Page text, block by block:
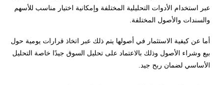
عبر استخدام الأدوات التحليلية المختلفة وإمكانية اختيار مناسب للأسهم
والسندات والأصول المختلفة.
أما عن كيفية الاستثمار في أصولها يتم ذلك عبر اتخاذ قرارات يومية حول
بيع وشراء الأصول وذلك بالاعتماد على تحليل السوق جيدًا خاصة التحليل
الأساسي لضمان ربح جيد.